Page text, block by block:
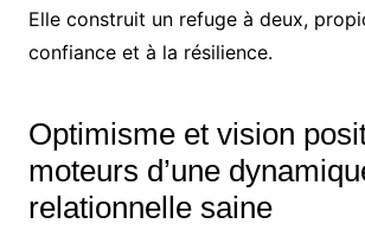
Elle construit un refuge à deux,
confiance et à la résilience.
Optimisme et vision
moteurs d’une
relationnelle saine